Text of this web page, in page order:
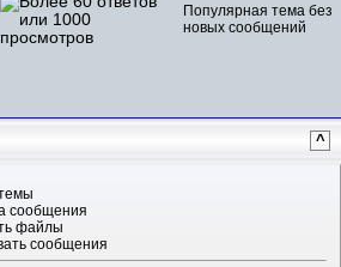
Популярная тема без
новых сообщений
^
сообщения
файлы
сообщения